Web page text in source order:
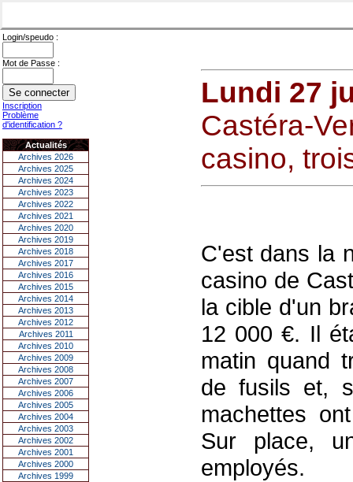
Login/speudo :
Mot de Passe :
Inscription
Problème
d'identification ?
Actualités
Archives 2026
Archives 2025
Archives 2024
Archives 2023
Archives 2022
Archives 2021
Archives 2020
Archives 2019
Archives 2018
Archives 2017
Archives 2016
Archives 2015
Archives 2014
Archives 2013
Archives 2012
Archives 2011
Archives 2010
Archives 2009
Archives 2008
Archives 2007
Archives 2006
Archives 2005
Archives 2004
Archives 2003
Archives 2002
Archives 2001
Archives 2000
Archives 1999
Lundi 27
Castéra-
casino,
C'est dans la
casino de
la cible d'un
12 000 €. Il
matin quand
de fusils et,
machettes
Sur place,
employés.